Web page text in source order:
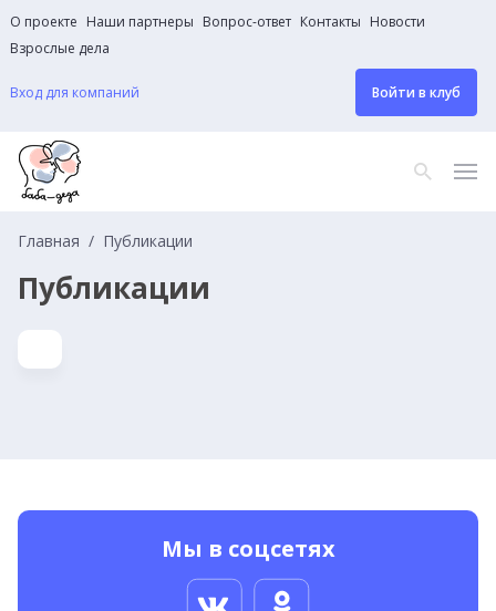
О проекте Наши партнеры Вопрос-ответ Контакты Новости
Взрослые дела
Вход для компаний Войти в клуб
Главная Публикации
Публикации
Мы в соцсетях